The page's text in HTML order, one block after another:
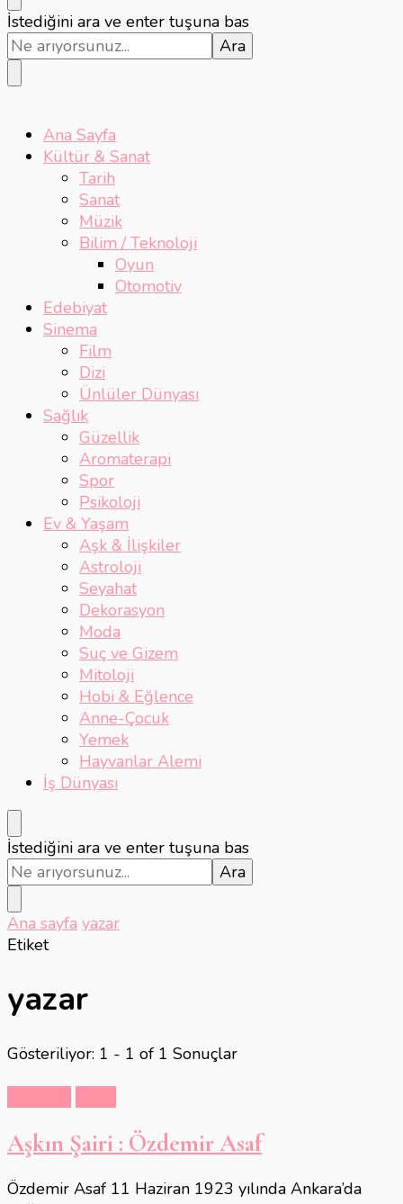
Bir
şey
mi
arıyorsunuz?
İstediğini ara ve enter tuşuna bas
Ana Sayfa
Kültür & Sanat
Tarih
Sanat
Müzik
Bilim / Teknoloji
Oyun
Otomotiv
Edebiyat
Sinema
Film
Dizi
Ünlüler Dünyası
Sağlık
Güzellik
Aromaterapi
Spor
Psikoloji
Ev & Yaşam
Aşk & İlişkiler
Astroloji
Seyahat
Dekorasyon
Moda
Suç ve Gizem
Mitoloji
Hobi & Eğlence
Anne-Çocuk
Yemek
Hayvanlar Alemi
İş Dünyası
Bir
şey
mi
arıyorsunuz?
İstediğini ara ve enter tuşuna bas
Ana sayfa yazar
Etiket
yazar
Gösteriliyor: 1 - 1 of 1 Sonuçlar
Aşkın Şairi : Özdemir Asaf
Özdemir Asaf 11 Haziran 1923 yılında Ankara’da